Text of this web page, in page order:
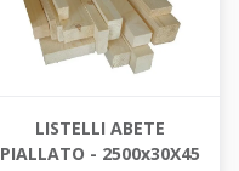
LISTELLI ABETE
PIALLATO - 2500x30X45